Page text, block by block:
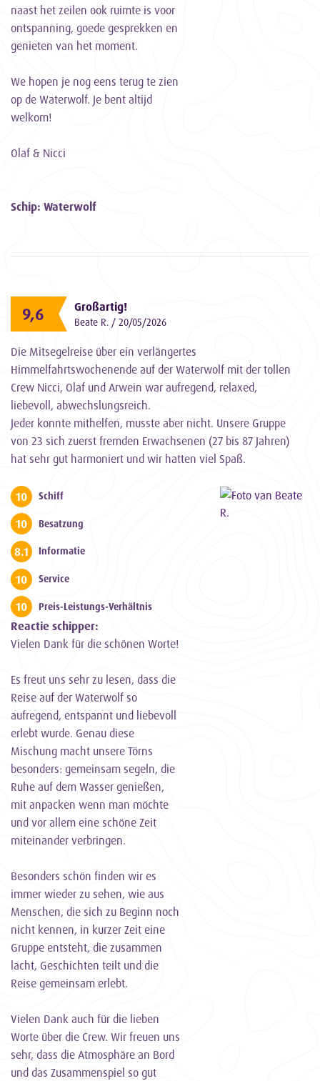
naast het zeilen ook ruimte is voor
ontspanning, goede gesprekken en
genieten van het moment.
We hopen je nog eens terug te zien
op de Waterwolf. Je bent altijd
welkom!
Olaf & Nicci
Schip: Waterwolf
9,6 Großartig!
Beate R. / 20/05/2026
Die Mitsegelreise über ein verlängertes
Himmelfahrtswochenende auf der Waterwolf mit der tollen
Crew Nicci, Olaf und Arwein war aufregend, relaxed,
liebevoll, abwechslungsreich.
Jeder konnte mithelfen, musste aber nicht. Unsere Gruppe
von 23 sich zuerst fremden Erwachsenen (27 bis 87 Jahren)
hat sehr gut harmoniert und wir hatten viel Spaß.
10 Schiff
10 Besatzung
8.1 Informatie
10 Service
10 Preis-Leistungs-Verhältnis
Reactie schipper:
Vielen Dank für die schönen Worte!
Es freut uns sehr zu lesen, dass die
Reise auf der Waterwolf so
aufregend, entspannt und liebevoll
erlebt wurde. Genau diese
Mischung macht unsere Törns
besonders: gemeinsam segeln, die
Ruhe auf dem Wasser genießen,
mit anpacken wenn man möchte
und vor allem eine schöne Zeit
miteinander verbringen.
Besonders schön finden wir es
immer wieder zu sehen, wie aus
Menschen, die sich zu Beginn noch
nicht kennen, in kurzer Zeit eine
Gruppe entsteht, die zusammen
lacht, Geschichten teilt und die
Reise gemeinsam erlebt.
Vielen Dank auch für die lieben
Worte über die Crew. Wir freuen uns
sehr, dass die Atmosphäre an Bord
und das Zusammenspiel so gut